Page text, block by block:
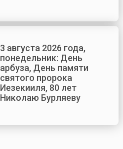
3 августа 2026 года,
понедельник: День
арбуза, День памяти
святого пророка
Иезекииля, 80 лет
Николаю Бурляеву